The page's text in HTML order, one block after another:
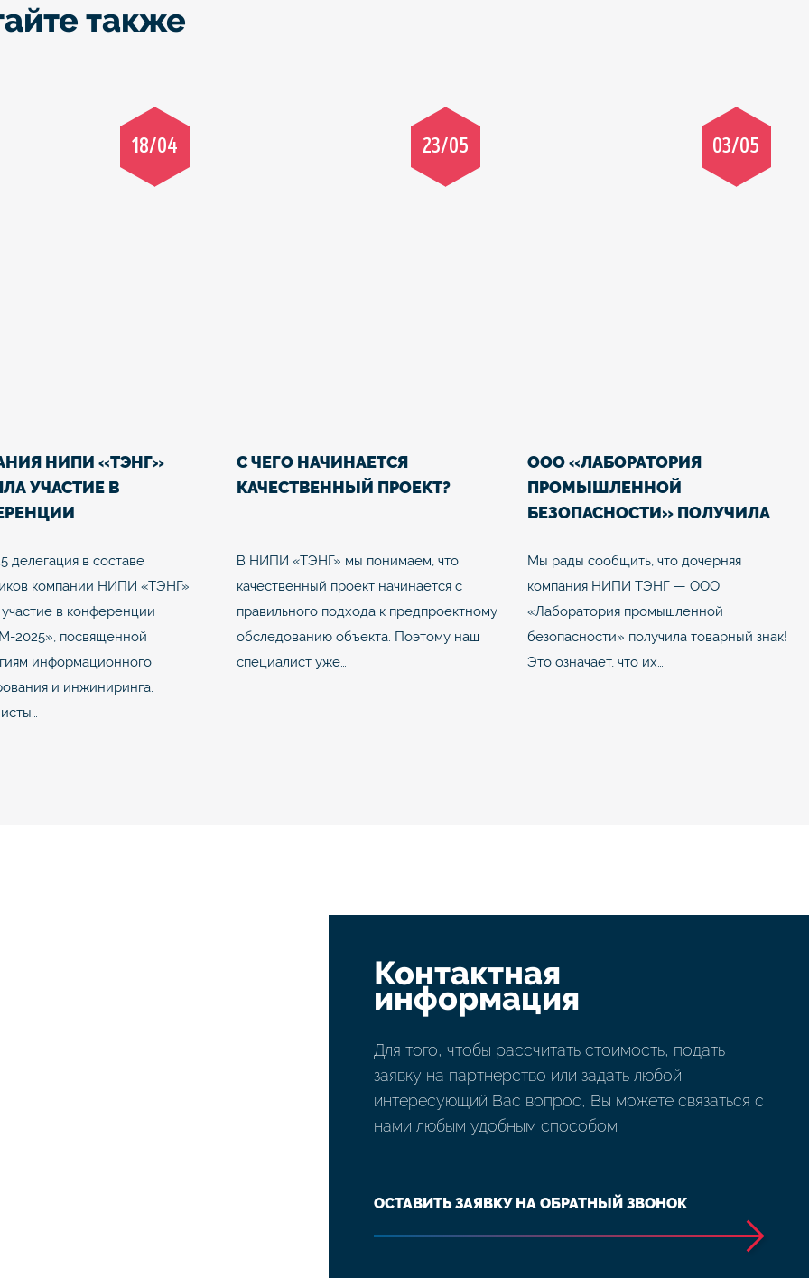
также
18/04
НИПИ «ТЭНГ»
УЧАСТИЕ В
делегация в составе
компании НИПИ «ТЭНГ»
в конференции
2025», посвященной
информационного
и инжиниринга.
23/05
С ЧЕГО НАЧИНАЕТСЯ
КАЧЕСТВЕННЫЙ ПРОЕКТ?
В НИПИ «ТЭНГ» мы понимаем, что
качественный проект начинается с
правильного подхода к предпроектному
обследованию объекта. Поэтому наш
специалист уже…
03/05
ООО «ЛАБОРАТОРИЯ
ПРОМЫШЛЕННОЙ
БЕЗОПАСНОСТИ» ПОЛУЧИЛА
Мы рады сообщить, что дочерняя
компания НИПИ ТЭНГ — ООО
«Лаборатория промышленной
безопасности» получила товарный знак!
Это означает, что их…
Контактная
информация
Для того, чтобы рассчитать стоимость, подать
заявку на партнерство или задать любой
интересующий Вас вопрос, Вы можете связаться с
нами любым удобным способом
ОСТАВИТЬ ЗАЯВКУ НА ОБРАТНЫЙ ЗВОНОК